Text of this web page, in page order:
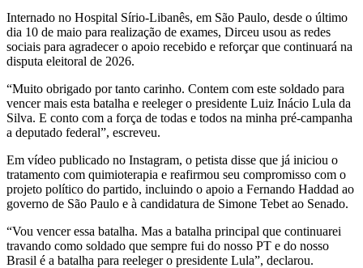
Internado no Hospital Sírio-Libanês, em São Paulo, desde o último
dia 10 de maio para realização de exames, Dirceu usou as redes
sociais para agradecer o apoio recebido e reforçar que continuará na
disputa eleitoral de 2026.
“Muito obrigado por tanto carinho. Contem com este soldado para
vencer mais esta batalha e reeleger o presidente Luiz Inácio Lula da
Silva. E conto com a força de todas e todos na minha pré-campanha
a deputado federal”, escreveu.
Em vídeo publicado no Instagram, o petista disse que já iniciou o
tratamento com quimioterapia e reafirmou seu compromisso com o
projeto político do partido, incluindo o apoio a Fernando Haddad ao
governo de São Paulo e à candidatura de Simone Tebet ao Senado.
“Vou vencer essa batalha. Mas a batalha principal que continuarei
travando como soldado que sempre fui do nosso PT e do nosso
Brasil é a batalha para reeleger o presidente Lula”, declarou.